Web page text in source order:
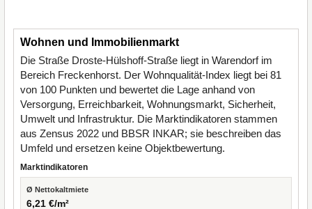
Wohnen und Immobilienmarkt
Die Straße Droste-Hülshoff-Straße liegt in Warendorf im
Bereich Freckenhorst. Der Wohnqualität-Index liegt bei 81
von 100 Punkten und bewertet die Lage anhand von
Versorgung, Erreichbarkeit, Wohnungsmarkt, Sicherheit,
Umwelt und Infrastruktur. Die Marktindikatoren stammen
aus Zensus 2022 und BBSR INKAR; sie beschreiben das
Umfeld und ersetzen keine Objektbewertung.
Marktindikatoren
Ø Nettokaltmiete
6,21 €/m²